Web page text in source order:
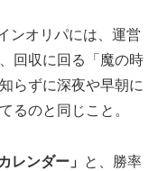
ンオリパには、運営
回収に回る「魔の時
らずに深夜や早朝に
るのと同じこと。
レンダー」
と、勝率